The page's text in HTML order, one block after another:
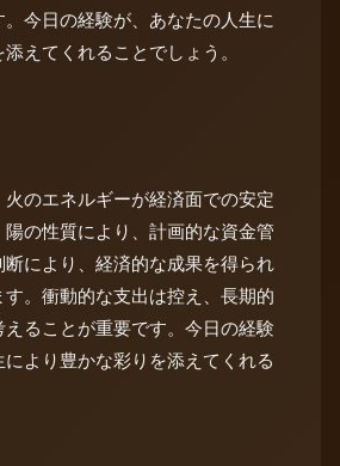
。今日の経験が、あなたの人生に
えてくれることでしょう。
のエネルギーが経済面での安定
陽の性質により、計画的な資金管
により、経済的な成果を得られ
す。衝動的な支出は控え、長期的
ることが重要です。今日の経験
より豊かな彩りを添えてくれる